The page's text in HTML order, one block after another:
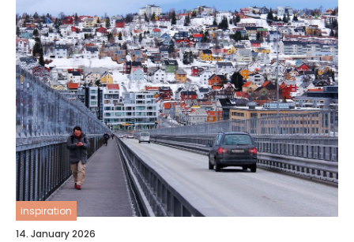
inspiration
14. January 2026